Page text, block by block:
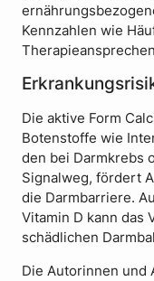
Kennzahlen wie
Die aktive Form
Botenstoffe wie
den bei Darmkrebs
Signalweg, fördert
die Darmbarriere.
Vitamin D kann das
schädlichen
Die Autorinnen und